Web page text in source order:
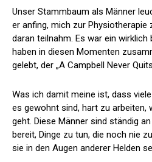
Unser Stammbaum als Männer
er anfing, mich zur Physiotherapie
daran teilnahm. Es war ein
haben in diesen Momenten
gelebt, der „A Campbell Never
Was ich damit meine ist, dass
es gewohnt sind, hart zu arbeiten,
geht. Diese Männer sind ständig
bereit, Dinge zu tun, die noch nie
sie in den Augen anderer Helden